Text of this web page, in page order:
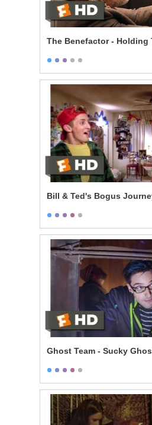
The Benefactor - Holding
Bill & Ted's Bogus
Ghost Team - Sucky